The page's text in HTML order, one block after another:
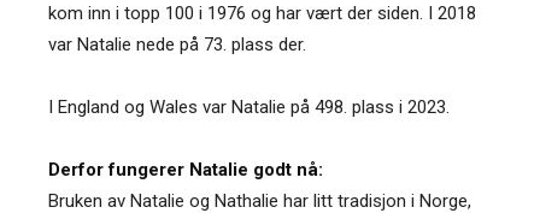
kom inn i topp 100 i 1976 og har vært der siden. I 2018
var Natalie nede på 73. plass der.
I England og Wales var Natalie på 498. plass i 2023.
Derfor fungerer Natalie godt nå:
Bruken av Natalie og Nathalie har litt tradisjon i Norge,